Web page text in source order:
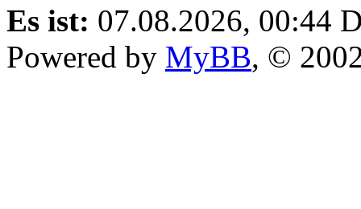
Es ist: 07.08.2026, 00:44
Powered by MyBB, ©